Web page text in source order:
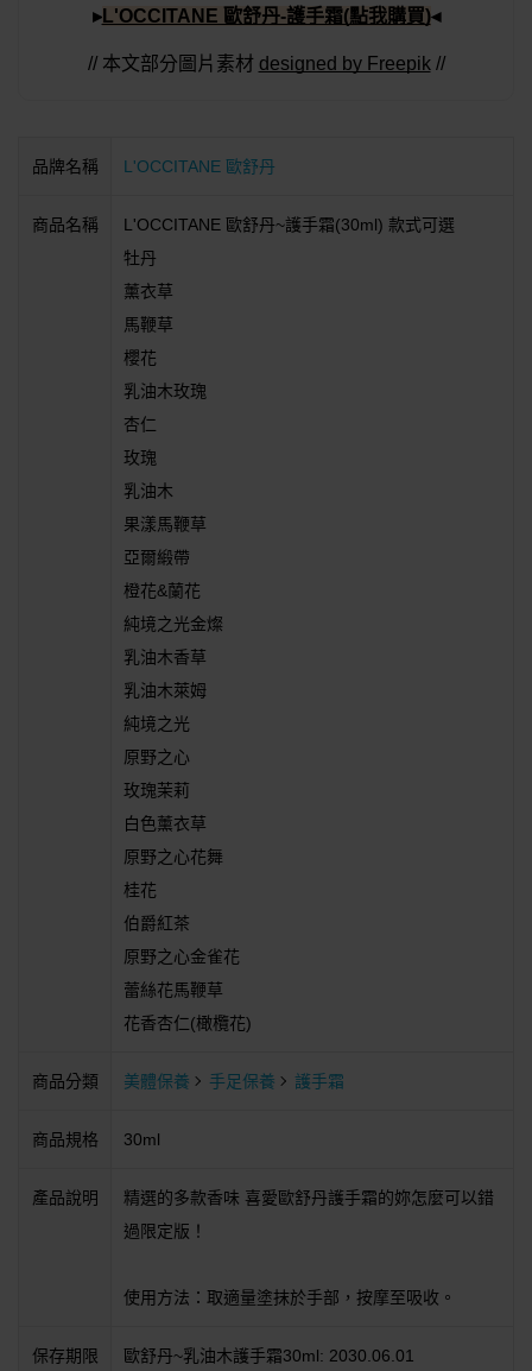
▸L'OCCITANE 歐舒丹-護手霜(點我購買)◂
// 本文部分圖片素材 designed by Freepik //
品牌名稱 L'OCCITANE 歐舒丹
商品名稱
L'OCCITANE 歐舒丹~護手霜(30ml) 款式可選
牡丹
薰衣草
馬鞭草
櫻花
乳油木玫瑰
杏仁
玫瑰
乳油木
果漾馬鞭草
亞爾緞帶
橙花&蘭花
純境之光金燦
乳油木香草
乳油木萊姆
純境之光
原野之心
玫瑰茉莉
白色薰衣草
原野之心花舞
桂花
伯爵紅茶
原野之心金雀花
蕾絲花馬鞭草
花香杏仁(橄欖花)
商品分類 美體保養 手足保養 護手霜
商品規格 30ml
產品說明
精選的多款香味 喜愛歐舒丹護手霜的妳怎麼可以錯
過限定版！
使用方法：取適量塗抹於手部，按摩至吸收。
保存期限
歐舒丹~乳油木護手霜30ml: 2030.06.01